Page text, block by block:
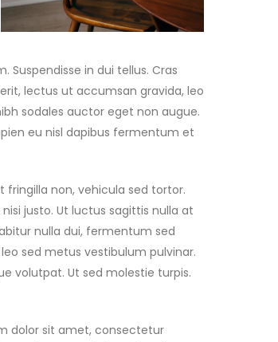
in dui tellus. Cras
lectus ut accumsan gravida, leo
sodales auctor eget non augue.
eu nisl dapibus fermentum et
non, vehicula sed tortor.
justo. Ut luctus sagittis nulla at
nulla dui, fermentum sed
sed metus vestibulum pulvinar.
volutpat. Ut sed molestie turpis.
dolor sit amet, consectetur